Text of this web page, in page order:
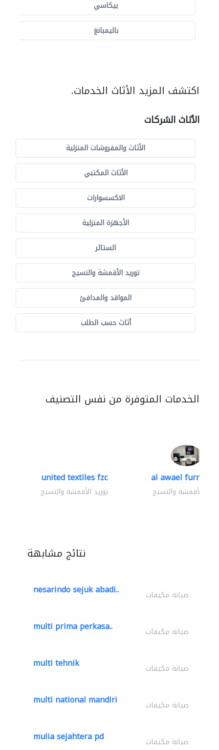
بيكاسي
باليمبانغ
اكتشف المزيد الأثاث الخدمات.
الأثاث الشركات
الأثاث والمفروشات المنزلية
الأثاث المكتبي
الاكسسوارات
الأجهزة المنزلية
الستائر
توريد الأقمشة والنسيج
المواقد والمدافئ
أثاث حسب الطلب
الخدمات المتوفرة من نفس التصنيف
united textiles fzc
توريد الأقمشة والنسيج
al awael
الأقمشة والنسيج
نتائج مشابهة
nesarindo sejuk abadi.. صيانة مكيفات
multi prima perkasa.. صيانة مكيفات
multi tehnik صيانة مكيفات
multi national mandiri صيانة مكيفات
mulia sejahtera pd صيانة مكيفات